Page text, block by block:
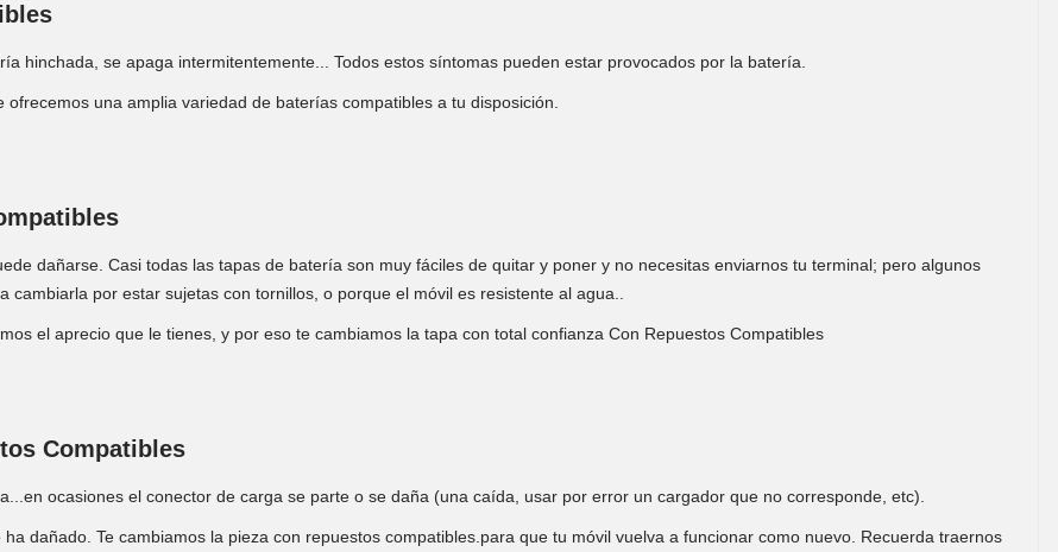
hinchada, se apaga intermitentemente... Todos estos síntomas pueden estar provocados por la batería.
una amplia variedad de baterías compatibles a tu disposición.
dañarse. Casi todas las tapas de batería son muy fáciles de quitar y poner y no necesitas enviarnos tu terminal; pero algunos
por estar sujetas con tornillos, o porque el móvil es resistente al agua..
el aprecio que le tienes, y por eso te cambiamos la tapa con total confianza Con Repuestos Compatibles
Compatibles
ocasiones el conector de carga se parte o se daña (una caída, usar por error un cargador que no corresponde, etc).
dañado. Te cambiamos la pieza con repuestos compatibles.para que tu móvil vuelva a funcionar como nuevo. Recuerda traernos